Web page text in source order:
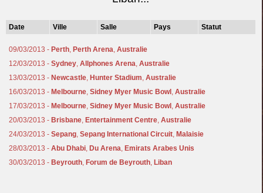
Date Ville Salle Pays Statut
09/03/2013 - Perth, Perth Arena,Australie
12/03/2013 -Sydney,Allphones Arena,Australie
13/03/2013 - Newcastle, Hunter Stadium,Australie
16/03/2013 - Melbourne,Sidney Myer Music Bowl ,Australie
17/03/2013 - Melbourne,Sidney Myer Music Bowl ,Australie
20/03/2013 - Brisbane, Entertainment Centre,Australie
24/03/2013 -Sepang,Sepang International Circuit, Malaisie
28/03/2013 -Abu Dhabi, Du Arena, Emirats Arabes Unis
30/03/2013 - Beyrouth, Forum de Beyrouth, Liban